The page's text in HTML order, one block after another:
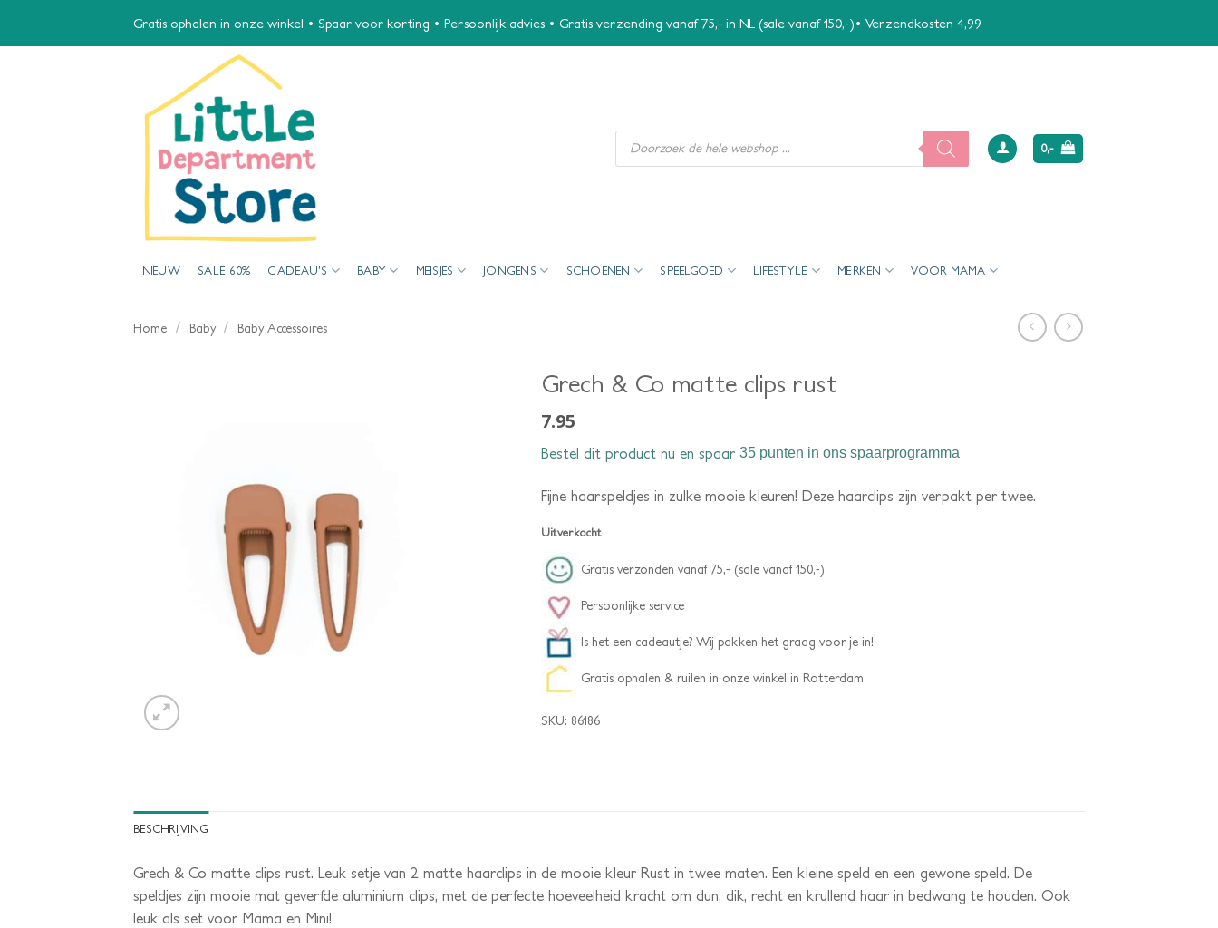
Gratis ophalen in onze winkel • Spaar voor korting • Persoonlijk advies • Gratis verzending vanaf 75,- in NL (sale vanaf 150,-)• Verzendkosten 4,99
Producten
zoeken
0,-
NIEUW SALE 60% CADEAU’S BABY MEISJES JONGENS SCHOENEN SPEELGOED LIFESTYLE MERKEN VOOR MAMA
Home / Baby / Baby Accessoires
Grech & Co matte clips rust
7.95
Bestel dit product nu en spaar 35 punten in ons spaarprogramma
Fijne haarspeldjes in zulke mooie kleuren! Deze haarclips zijn verpakt per twee.
Uitverkocht
Gratis verzonden vanaf 75,- (sale vanaf 150,-)
Persoonlijke service
Is het een cadeautje? Wij pakken het graag voor je in!
Gratis ophalen & ruilen in onze winkel in Rotterdam
SKU: 86186
BESCHRIJVING
Grech & Co matte clips rust. Leuk setje van 2 matte haarclips in de mooie kleur Rust in twee maten. Een kleine speld en een gewone speld. De
speldjes zijn mooie mat geverfde aluminium clips, met de perfecte hoeveelheid kracht om dun, dik, recht en krullend haar in bedwang te houden. Ook
leuk als set voor Mama en Mini!